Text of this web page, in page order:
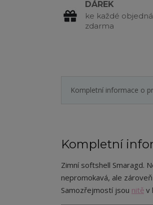
DÁREK
ke každé
zdarma
Kompletní informace o
Kompletní
Zimní softshell Smaragd.
nepromokavá, ale
Samozřejmostí jsou nitě v